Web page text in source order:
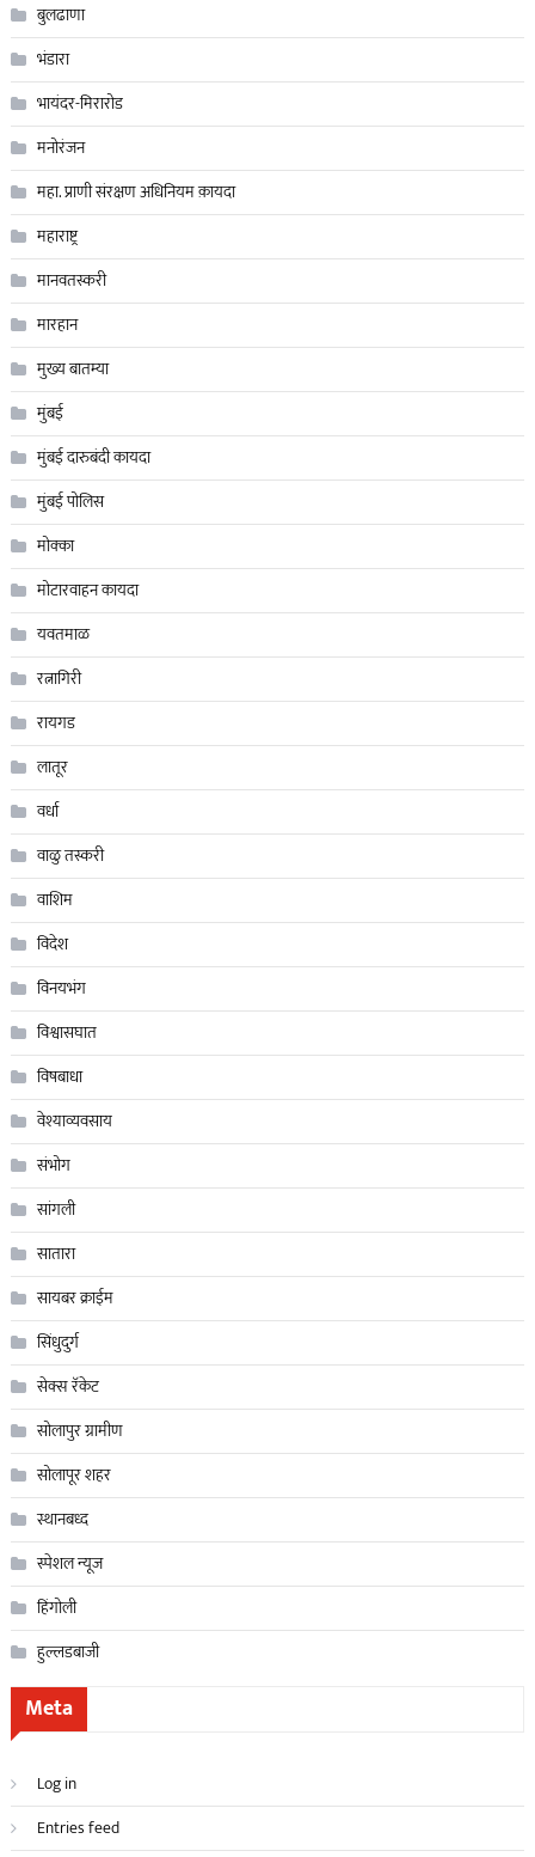
बुलढाणा
भंडारा
भायंदर-मिरारोड
मनोरंजन
महा. प्राणी संरक्षण अधिनियम क़ायदा
महाराष्ट्र
मानवतस्करी
मारहान
मुख्य बातम्या
मुंबई
मुंबई दारुबंदी कायदा
मुंबई पोलिस
मोक्का
मोटारवाहन कायदा
यवतमाळ
रत्नागिरी
रायगड
लातूर
वर्धा
वाळु तस्करी
वाशिम
विदेश
विनयभंग
विश्वासघात
विषबाधा
वेश्याव्यवसाय
संभोग
सांगली
सातारा
सायबर क्राईम
सिंधुदुर्ग
सेक्स रॅकेट
सोलापुर ग्रामीण
सोलापूर शहर
स्थानबध्द
स्पेशल न्यूज
हिंगोली
हुल्लडबाजी
Meta
Log in
Entries feed